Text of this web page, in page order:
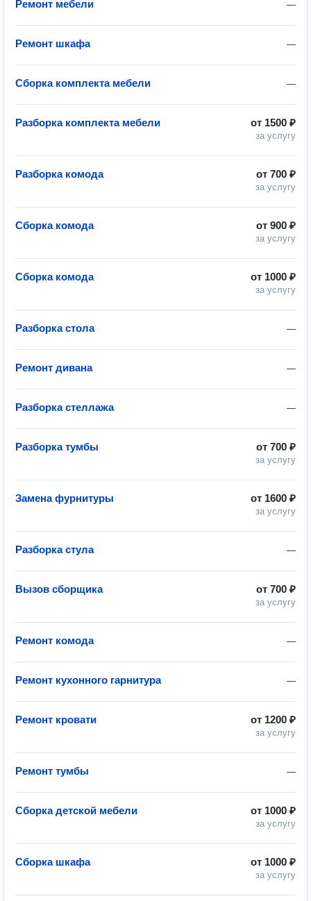
—
Ремонт мебели
—
Ремонт шкафа
—
Сборка комплекта мебели
от 1500 ₽
за услугу
Разборка комплекта мебели
от 700 ₽
за услугу
Разборка комода
от 900 ₽
за услугу
Сборка комода
от 1000 ₽
за услугу
Сборка комода
—
Разборка стола
—
Ремонт дивана
—
Разборка стеллажа
от 700 ₽
за услугу
Разборка тумбы
от 1600 ₽
за услугу
Замена фурнитуры
—
Разборка стула
от 700 ₽
за услугу
Вызов сборщика
—
Ремонт комода
—
Ремонт кухонного гарнитура
от 1200 ₽
за услугу
Ремонт кровати
—
Ремонт тумбы
от 1000 ₽
за услугу
Сборка детской мебели
от 1000 ₽
за услугу
Сборка шкафа